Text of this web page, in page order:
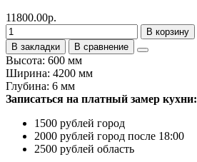
11800.00р.
В корзину
В закладки
В сравнение
Высота: 600 мм
Ширина: 4200 мм
Глубина: 6 мм
Записаться на платный замер кухни:
1500 рублей город
2000 рублей город после 18:00
2500 рублей область